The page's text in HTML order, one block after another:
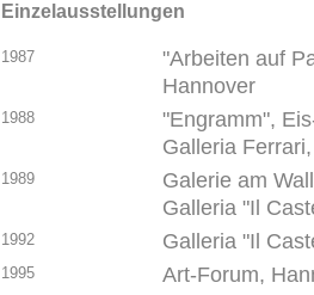
Einzelausstellungen
1987
"Arbeiten auf
Hannover
1988
"Engramm",
Galleria
1989
Galerie am
Galleria "Il
1992 Galleria "Il
1995 Art-Forum,